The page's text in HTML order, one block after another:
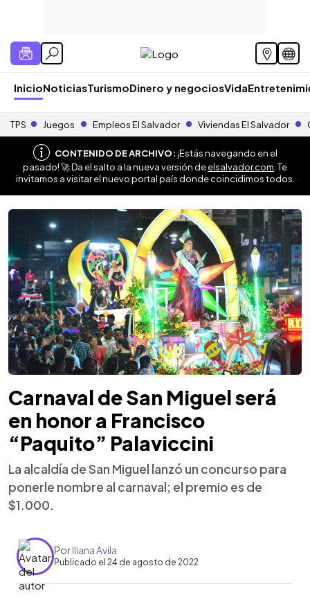
InicioNoticiasTurismoDinero y negociosVida
TPS Juegos Empleos El Salvador Viviendas El Salvador
CONTENIDO DE ARCHIVO:¡Estás navegando en el
pasado! 🚀 Da el salto a la nueva versión deelsalvador.com . Te
invitamos a visitar el nuevo portal país donde coincidimos todos.
Carnaval de San Miguel será
en honor a Francisco
“Paquito” Palaviccini
La alcaldía de San Miguel lanzó un concurso para
ponerle nombre al carnaval; el premio es de
$1.000.
PorIliana Avila
Publicado el 24 de agosto de 2022